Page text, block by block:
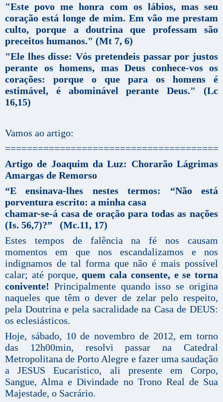
"Este povo me honra com os lábios, mas seu
coração está longe de mim. Em vão me prestam
culto, porque a doutrina que professam são
preceitos humanos." (Mt 7, 6)
"Ele lhes disse: Vós pretendeis passar por justos
perante os homens, mas Deus conhece-vos os
corações: porque o que para os homens é
estimável, é abominável perante Deus." (Lc
16,15)
Vamos ao artigo:
Artigo de Joaquim da Luz: Chorarão Lágrimas
Amargas de Remorso
“E ensinava-lhes nestes termos: “Não está
porventura escrito: a minha casa
chamar-se-á casa de oração para todas as nações
(Is. 56,7)?” (Mc.11, 17)
Estes tempos de falência na fé nos causam
momentos em que nos escandalizamos e nos
indignamos de tal forma que não é mais possível
calar; até porque,quem cala consente, e se torna
conivente! Principalmente quando isso se origina
naqueles que têm o dever de zelar pelo respeito,
pela Doutrina e pela sacralidade na Casa de DEUS:
os eclesiásticos.
Hoje, sábado, 10 de novembro de 2012, em torno
das 12h00min, resolvi passar na Catedral
Metropolitana de Porto Alegre e fazer uma saudação
a JESUS Eucarístico, ali presente em Corpo,
Sangue, Alma e Divindade no Trono Real de Sua
Majestade, o Sacrário.